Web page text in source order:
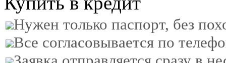
Нужен только паспорт, без
Все согласовывается по